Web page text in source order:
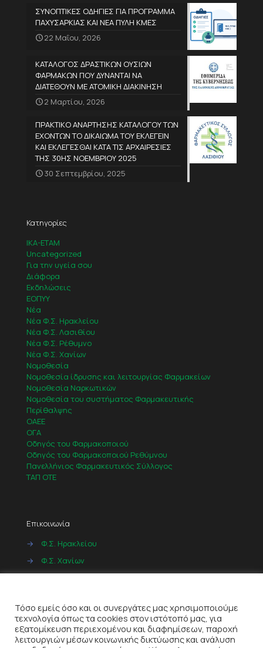
ΣΥΝΟΠΤΙΚΕΣ ΟΔΗΓΙΕΣ ΓΙΑ ΠΡΟΓΡΑΜΜΑ
ΠΑΧΥΣΑΡΚΙΑΣ ΚΑΙ ΝΕΑ ΠΥΛΗ ΚΜΕΣ
22 Μαΐου, 2026
ΚΑΤΑΛΟΓΟΣ ΔΡΑΣΤΙΚΩΝ ΟΥΣΙΩΝ
ΦΑΡΜΑΚΩΝ ΠΟΥ ΔΥΝΑΝΤΑΙ ΝΑ
ΔΙΑΤΕΘΟΥΝ ΜΕ ΑΤΟΜΙΚΗ ΔΙΑΚΙΝΗΣΗ
2 Μαρτίου, 2026
ΠΡΑΚΤΙΚΟ ΑΝΑΡΤΗΣΗΣ ΚΑΤΑΛΟΓΟΥ ΤΩΝ
ΕΧΟΝΤΩΝ ΤΟ ΔΙΚΑΙΩΜΑ ΤΟΥ ΕΚΛΕΓΕΙΝ
ΚΑΙ ΕΚΛΕΓΕΣΘΑΙ ΚΑΤΑ ΤΙΣ ΑΡΧΑΙΡΕΣΙΕΣ
ΤΗΣ 30ΗΣ ΝΟΕΜΒΡΙΟΥ 2025
30 Σεπτεμβρίου, 2025
Κατηγορίες
IKA-ETAM
Uncategorized
Για την υγεία σου
Διάφορα
Εκδηλώσεις
ΕΟΠΥΥ
Νέα
Νέα Φ.Σ. Ηρακλείου
Νέα Φ.Σ. Λασιθίου
Νέα Φ.Σ. Ρέθυμνο
Νέα Φ.Σ. Χανίων
Νομοθεσία
Νομοθεσία ίδρυσης και λειτουργίας Φαρμακείων
Νομοθεσία Ναρκωτικών
Νομοθεσία του συστήματος Φαρμακευτικής
Περίθαλψης
ΟΑΕΕ
ΟΓΑ
Οδηγός του Φαρμακοποιού
Οδηγός του Φαρμακοποιού Ρεθύμνου
Πανελλήνιος Φαρμακευτικός Σύλλογος
ΤΑΠ ΟΤΕ
Επικοινωνία
→
Φ.Σ. Ηρακλείου
→
Φ.Σ. Χανίων
Τόσο εμείς όσο και οι συνεργάτες μας χρησιμοποιούμε
τεχνολογία όπως τα cookies στον ιστότοπό μας, για
εξατομίκευση περιεχομένου και διαφημίσεων, παροχή
λειτουργιών μέσων κοινωνικής δικτύωσης και ανάλυση